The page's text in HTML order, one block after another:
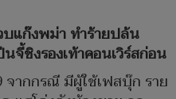
แก๊งพม่า ทำร้ายปล้น
จี้ชิงรองเท้าคอนเวิร์สก่อน
ากกรณี มีผู้ใช้เฟสบุ๊ก ราย